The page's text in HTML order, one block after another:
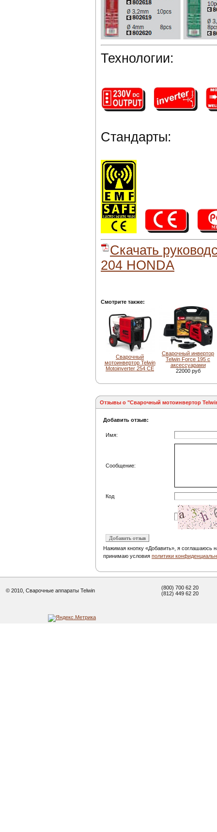
Технологии:
Стандарты:
Скачать
204 HONDA
Смотрите также:
Сварочный
мотоинвертор Telwin
Motoinverter 254 CE
Сварочный инвертор
Telwin Force 195 с
аксессуарами
22000 руб
Отзывы о "Сварочный мотоинвертор
Добавить отзыв:
Имя:
Сообщение:
Код
Нажимая кнопку «Добавить», я соглашаюсь
принимаю условия политики
© 2010, Сварочные аппараты Telwin
(800) 700 62 20
(812) 449 62 20